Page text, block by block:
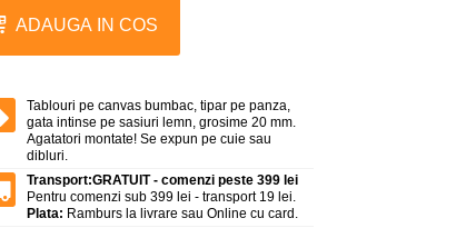
ADAUGA IN COS
Tablouri pe canvas bumbac, tipar pe panza,
gata intinse pe sasiuri lemn, grosime 20 mm.
Agatatori montate! Se expun pe cuie sau
dibluri.
Transport:GRATUIT - comenzi peste 399 lei
Pentru comenzi sub 399 lei - transport 19 lei.
Plata: Ramburs la livrare sau Online cu card.